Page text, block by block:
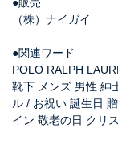
●販売
（株）ナイガイ
●関連ワード
POLO RALPH
靴下 メンズ 男性
ル / お祝い 誕生日
イン 敬老の日 クリ